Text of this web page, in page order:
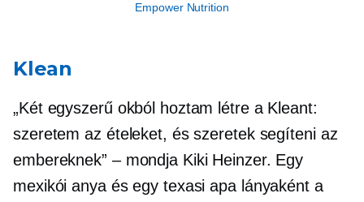
Empower Nutrition
Klean
„Két egyszerű okból hoztam létre a Kleant:
szeretem az ételeket, és szeretek segíteni az
embereknek” – mondja Kiki Heinzer. Egy
mexikói anya és egy texasi apa lányaként a